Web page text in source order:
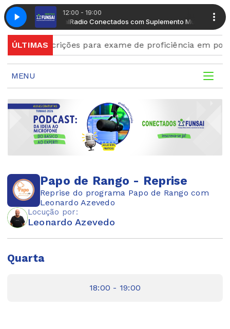
12:00 - 19:00
MusicalRadio Conectados com Suplemento Musical
ÚLTIMASInscrições para exame de proficiência em
MENU
Papo de Rango - Reprise
Reprise do programa Papo de Rango com
Leonardo Azevedo
Locução por:
Leonardo Azevedo
Quarta
18:00 - 19:00